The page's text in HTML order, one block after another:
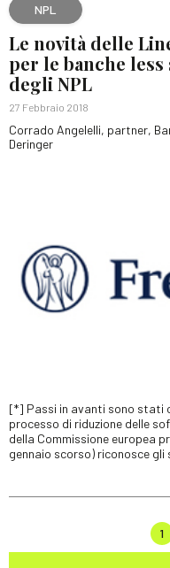
NPL
Le novità delle
per le banche
degli NPL
27 Febbraio 2018
Corrado Angelelli, partner,
Deringer
[*] Passi in avanti sono stati
processo di riduzione delle
della Commissione europea
gennaio scorso) riconosce
1